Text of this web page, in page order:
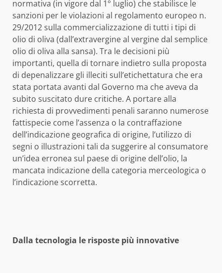
normativa (in vigore dal 1° luglio) che stabilisce le
sanzioni per le violazioni al regolamento europeo n.
29/2012 sulla commercializzazione di tutti i tipi di
olio di oliva (dall’extravergine al vergine dal semplice
olio di oliva alla sansa). Tra le decisioni più
importanti, quella di tornare indietro sulla proposta
di depenalizzare gli illeciti sull’etichettatura che era
stata portata avanti dal Governo ma che aveva da
subito suscitato dure critiche. A portare alla
richiesta di provvedimenti penali saranno numerose
fattispecie come l’assenza o la contraffazione
dell’indicazione geografica di origine, l’utilizzo di
segni o illustrazioni tali da suggerire al consumatore
un’idea erronea sul paese di origine dell’olio, la
mancata indicazione della categoria merceologica o
l’indicazione scorretta.
Dalla tecnologia le risposte più innovative